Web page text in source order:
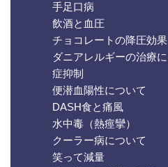
手足口病
飲酒と血圧
チョコレートの降圧効果
ダニアレルギーの治療
症抑制
便潜血陽性について
DASH食と痛風
水中毒（熱痙攣）
クーラー病について
笑って減量